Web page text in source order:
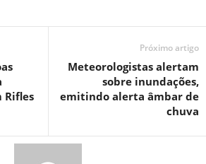
Rifles
Próximo artigo
Meteorologistas alertam
sobre inundações,
emitindo alerta âmbar de
chuva